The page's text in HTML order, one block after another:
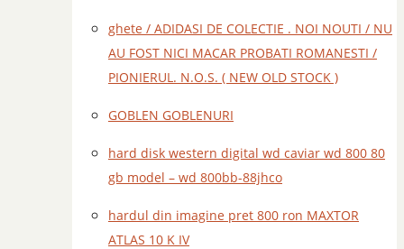
ghete / ADIDASI DE COLECTIE . NOI NOUTI / NU
AU FOST NICI MACAR PROBATI ROMANESTI /
PIONIERUL. N.O.S. ( NEW OLD STOCK )
GOBLEN GOBLENURI
hard disk western digital wd caviar wd 800 80
gb model – wd 800bb-88jhco
hardul din imagine pret 800 ron MAXTOR
ATLAS 10 K IV